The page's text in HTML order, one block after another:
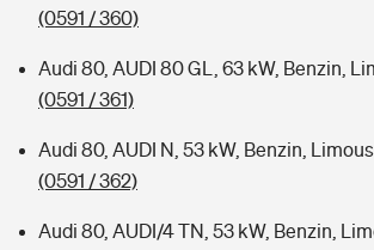
(0591 / 360)
Audi 80, AUDI 80 GL, 63 kW, Benzin,
(0591 / 361)
Audi 80, AUDI N, 53 kW, Benzin,
(0591 / 362)
Audi 80, AUDI/4 TN, 53 kW, Benzin,